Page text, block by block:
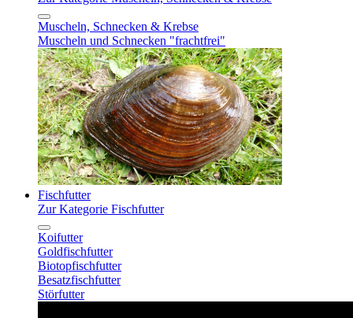
Muscheln, Schnecken & Krebse
Muscheln und Schnecken "frachtfrei"
Fischfutter
Zur Kategorie Fischfutter
Koifutter
Goldfischfutter
Biotopfischfutter
Besatzfischfutter
Störfutter